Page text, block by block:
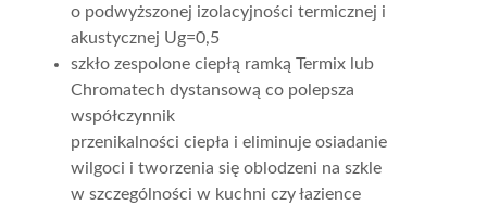
o podwyższonej izolacyjności termicznej i
akustycznej Ug=0,5
szkło zespolone ciepłą ramką Termix lub
Chromatech dystansową co polepsza
współczynnik
przenikalności ciepła i eliminuje osiadanie
wilgoci i tworzenia się oblodzeni na szkle
w szczególności w kuchni czy łazience